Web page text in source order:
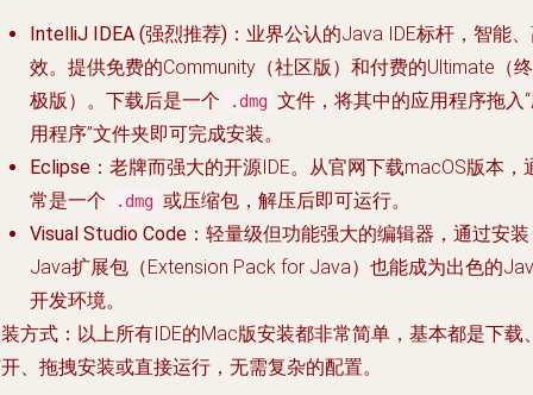
IntelliJ IDEA (强烈推荐) ：业界公认的Java IDE标杆，智能
效。提供免费的Community（社区版）和付费的Ultimate（终
极版）。下载后是一个
.dmg 文件，将其中的应用程序拖入
用程序”文件夹即可完成安装。
Eclipse ：老牌而强大的开源IDE。从官网下载macOS版本，
常是一个
.dmg 或压缩包，解压后即可运行。
Visual Studio Code ：轻量级但功能强大的编辑器，通过安装
Java扩展包（Extension Pack for Java）也能成为出色的
开发环境。
方式 ：以上所有IDE的Mac版安装都非常简单，基本都是下载
、拖拽安装或直接运行，无需复杂的配置。